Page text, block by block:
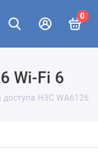
0
Wi-Fi 6
доступа H3C WA6126